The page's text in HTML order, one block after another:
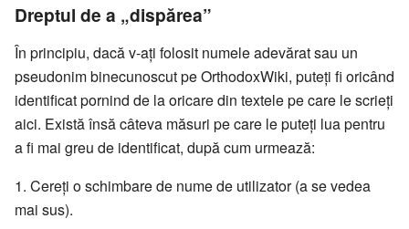
Dreptul de a „dispărea”
În principiu, dacă v-ați folosit numele adevărat sau un
pseudonim binecunoscut pe OrthodoxWiki, puteți fi oricând
identificat pornind de la oricare din textele pe care le scrieți
aici. Există însă câteva măsuri pe care le puteți lua pentru
a fi mai greu de identificat, după cum urmează:
Cereți o schimbare de nume de utilizator (a se vedea
mai sus).